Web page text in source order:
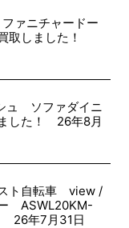
ァニチャードー
取しました！
ュ ソファダイニ
した！ 26年8月
ト自転車 view /
ASWL20KM-
26年7月31日